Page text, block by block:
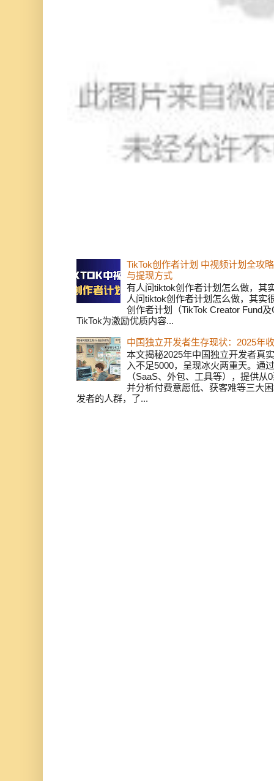
TikTok创作者计划 中视频计划全攻
与提现方式
有人问tiktok创作者计划怎么做，其
人问tiktok创作者计划怎么做，其实
创作者计划（TikTok Creator Fund
TikTok为激励优质内容...
中国独立开发者生存现状：2025年
本文揭秘2025年中国独立开发者真
入不足5000，呈现冰火两重天。通
（SaaS、外包、工具等），提供
并分析付费意愿低、获客难等三大
发者的人群，了...